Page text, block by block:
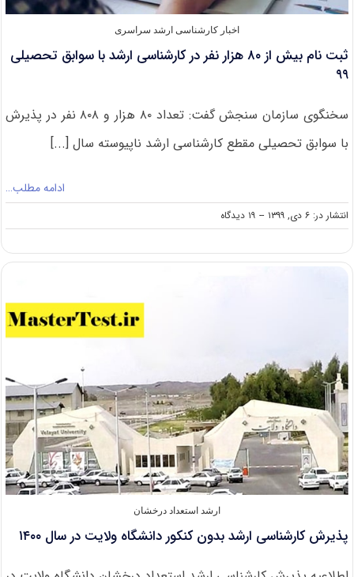
اخبار کارشناسی ارشد سراسری
ثبت نام بیش از ۸۰ هزار نفر در کارشناسی ارشد با سوابق تحصیلی
۹۹
سخنگوی سازمان سنجش گفت: تعداد ۸۰ هزار و ۸۰۸ نفر در پذیرش
با سوابق تحصیلی مقطع کارشناسی ارشد ناپیوسته سال [...]
ادامه مطلب…
انتشار در: ۶ دی, ۱۳۹۹ -- ۱۹ دیدگاه
on
ثبت
بیش
با
سوابق
تحصیلی
۹۹
ارشد استعداد درخشان
پذیرش کارشناسی ارشد بدون کنکور دانشگاه ولایت در سال ۱۴۰۰